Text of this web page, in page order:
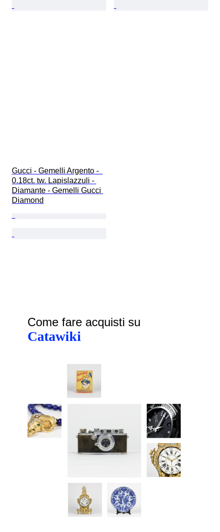
Gucci - Gemelli Argento -
0.18ct. tw. Lapislazzuli -
Diamante - Gemelli Gucci
Diamond
Come fare acquisti su
Catawiki